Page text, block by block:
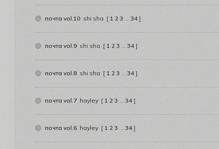
почта vol.10 shi sha [ 1 2 3 34 ]
почта vol.9 shi sha [ 1 2 3 34 ]
почта vol.8 shi sha [ 1 2 3 34 ]
почта vol.7 hayley [ 1 2 3 34 ]
почта vol.6 hayley [ 1 2 3 34 ]